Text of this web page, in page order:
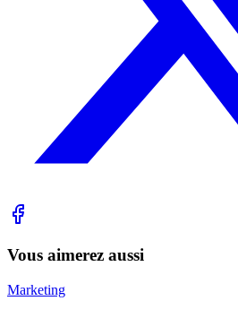
Vous aimerez aussi
Marketing